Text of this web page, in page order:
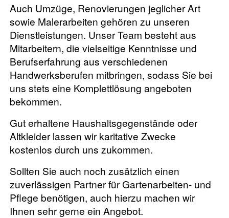
Auch Umzüge, Renovierungen jeglicher Art
sowie Malerarbeiten gehören zu unseren
Dienstleistungen. Unser Team besteht aus
Mitarbeitern, die vielseitige Kenntnisse und
Berufserfahrung aus verschiedenen
Handwerksberufen mitbringen, sodass Sie bei
uns stets eine Komplettlösung angeboten
bekommen.
Gut erhaltene Haushaltsgegenstände oder
Altkleider lassen wir karitative Zwecke
kostenlos durch uns zukommen.
Sollten Sie auch noch zusätzlich einen
zuverlässigen Partner für Gartenarbeiten- und
Pflege benötigen, auch hierzu machen wir
Ihnen sehr gerne ein Angebot.